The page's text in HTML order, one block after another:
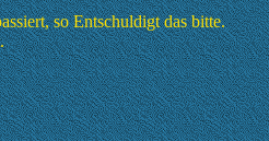
so Entschuldigt das bitte.